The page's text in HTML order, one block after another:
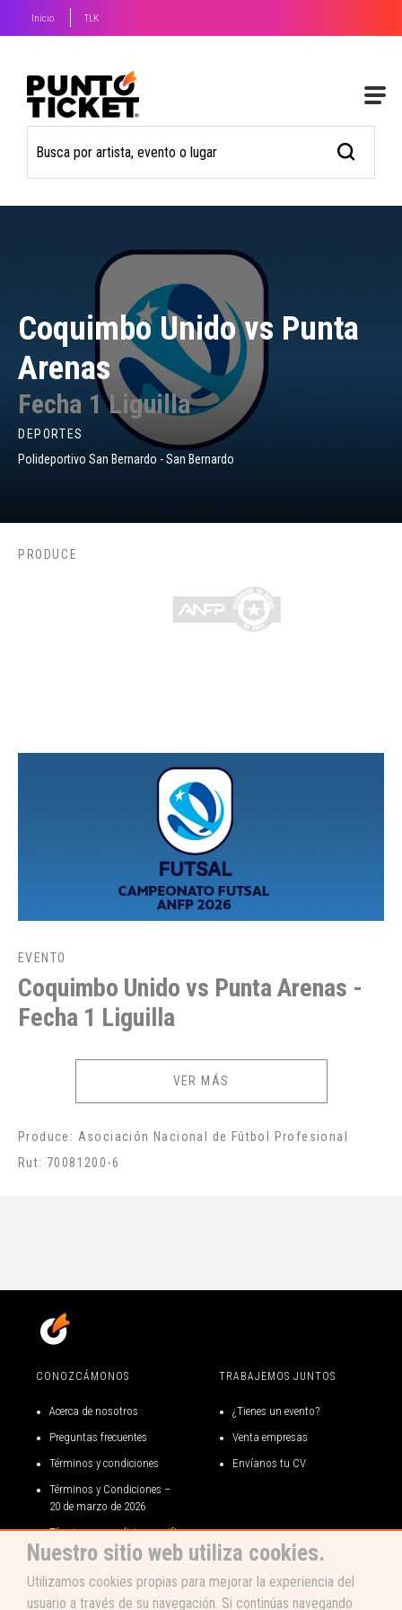
Inicio TLK
Coquimbo Unido vs Punta
Arenas
Fecha 1 Liguilla
DEPORTES
Polideportivo San Bernardo - San Bernardo
PRODUCE
EVENTO
Coquimbo Unido vs Punta Arenas -
Fecha 1 Liguilla
VER MÁS
Produce: Asociación Nacional de Fútbol Profesional
Rut: 70081200-6
Nuestro sitio web utiliza cookies.
Utilizamos cookies propias para mejorar la experiencia del
usuario a través de su navegación. Si continúas navegando
CONOZCÁMONOS
Acerca de nosotros
Preguntas frecuentes
Términos y condiciones
Términos y Condiciones –
20 de marzo de 2026
Términos y condiciones gift
card
Código de ética
TRABAJEMOS JUNTOS
¿Tienes un evento?
Venta empresas
Envíanos tu CV